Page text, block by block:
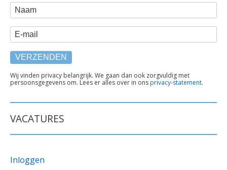
WEBFORM
Naam
E-mail
TEKST
ONDER
Wij vinden privacy belangrijk. We gaan dan ook zorgvuldig met
persoonsgegevens om. Lees er alles over in onsprivacy-statement.
VACATURES
Inloggen